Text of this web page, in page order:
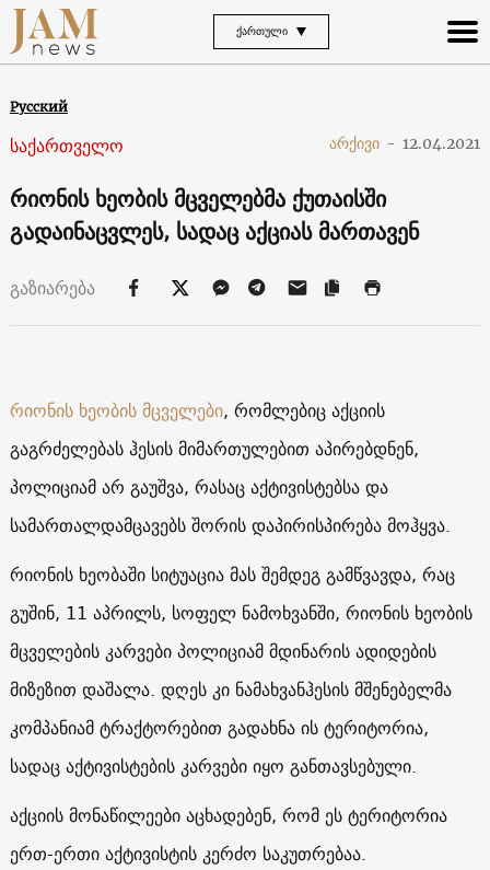
ᲥᲐᲠᲗᲣᲚᲘ
Русский
საქართველო არქივი - 12.04.2021
რიონის ხეობის მცველებმა ქუთაისში
გადაინაცვლეს, სადაც აქციას მართავენ
გაზიარება
რიონის ხეობის მცველები, რომლებიც აქციის
გაგრძელებას ჰესის მიმართულებით აპირებდნენ,
პოლიციამ არ გაუშვა, რასაც აქტივისტებსა და
სამართალდამცავებს შორის დაპირისპირება მოჰყვა.
რიონის ხეობაში სიტუაცია მას შემდეგ გამწვავდა, რაც
გუშინ, 11 აპრილს, სოფელ ნამოხვანში, რიონის ხეობის
მცველების კარვები პოლიციამ მდინარის ადიდების
მიზეზით დაშალა. დღეს კი ნამახვანჰესის მშენებელმა
კომპანიამ ტრაქტორებით გადახნა ის ტერიტორია,
სადაც აქტივისტების კარვები იყო განთავსებული.
აქციის მონაწილეები აცხადებენ, რომ ეს ტერიტორია
ერთ-ერთი აქტივისტის კერძო საკუთრებაა.